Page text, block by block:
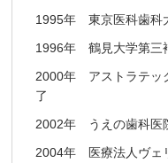
1995年 東京医科歯科
1996年 鶴見大学第三
2000年 アストラテッ
了
2002年 うえの歯科医
2004年 医療法人ヴェ